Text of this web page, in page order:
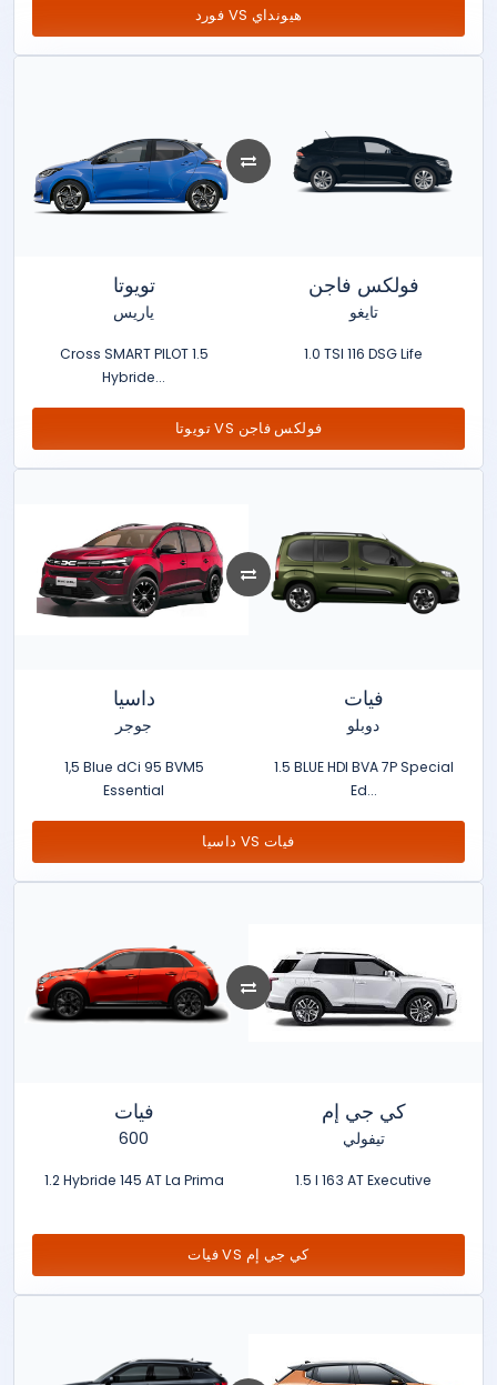
فورد VS هيونداي
تويوتا
ياريس
Cross SMART PILOT 1.5
Hybride...
فولكس فاجن
تايغو
1.0 TSI 116 DSG Life
تويوتا VS فولكس فاجن
داسيا
جوجر
1,5 Blue dCi 95 BVM5
Essential
فيات
دوبلو
1.5 BLUE HDI BVA 7P Special
Ed...
داسيا VS فيات
فيات
600
1.2 Hybride 145 AT La Prima
كي جي إم
تيفولي
1.5 l 163 AT Executive
فيات VS كي جي إم